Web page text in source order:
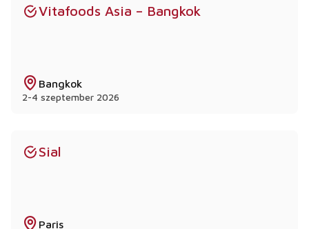
Vitafoods Asia – Bangkok
Bangkok
2-4 szeptember 2026
Sial
Paris